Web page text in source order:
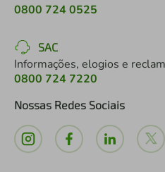
0800 724 0525
SAC
Informações, elogios e
0800 724 7220
Nossas Redes Sociais